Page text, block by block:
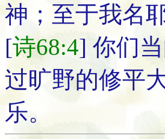
神；至于我名
[诗68:4] 你们
过旷野的修平
乐。